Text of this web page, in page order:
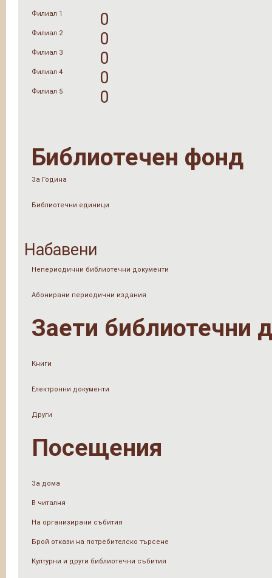
Филиал 1 0
Филиал 2 0
Филиал 3 0
Филиал 4 0
Филиал 5 0
Библиотечен фонд
За Година
Библиотечни единици
Набавени
Непериодични библиотечни документи
Абонирани периодични издания
Заети библиотечни
Книги
Електронни документи
Други
Посещения
За дома
В читалня
На организирани събития
Брой откази на потребителско търсене
Културни и други библиотечни събития